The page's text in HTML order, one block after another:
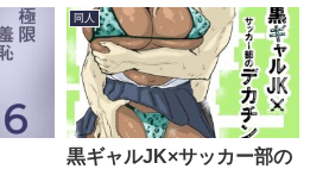
同人
黒ギャルJK×サッカー部の